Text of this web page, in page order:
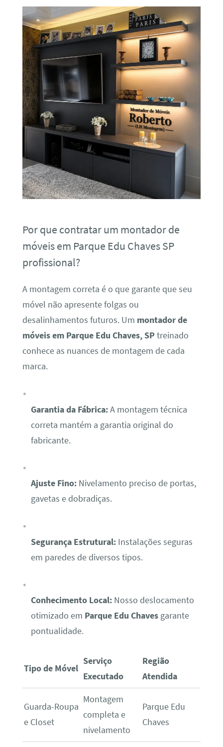
Por que contratar um montador de
móveis em Parque Edu Chaves SP
profissional?
A montagem correta é o que garante que seu
móvel não apresente folgas ou
desalinhamentos futuros. Um montador de
móveis em Parque Edu Chaves, SP treinado
conhece as nuances de montagem de cada
marca.
Garantia da Fábrica:A montagem técnica
correta mantém a garantia original do
fabricante.
Ajuste Fino:Nivelamento preciso de portas,
gavetas e dobradiças.
Segurança Estrutural:Instalações seguras
em paredes de diversos tipos.
Conhecimento Local:Nosso deslocamento
otimizado em Parque Edu Chavesgarante
pontualidade.
Tipo de Móvel
Serviço
Executado
Região
Atendida
Guarda-Roupa
e Closet
Montagem
completa e
nivelamento
Parque Edu
Chaves